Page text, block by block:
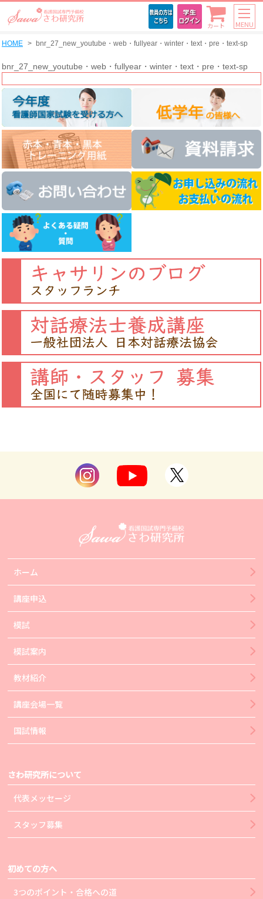
カート MENU
HOME bnr_27_new_youtube・web・fullyear・winter・text・pre・text-sp
bnr_27_new_youtube・web・fullyear・winter・text・pre・text-sp
ホーム
講座申込
模試
模試案内
教材紹介
講座会場一覧
国試情報
さわ研究所について
代表メッセージ
スタッフ募集
初めての方へ
3つのポイント・合格への道